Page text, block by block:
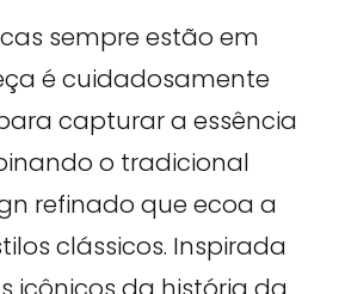
sempre estão em
é cuidadosamente
capturar a essência
o tradicional
refinado que ecoa a
clássicos. Inspirada